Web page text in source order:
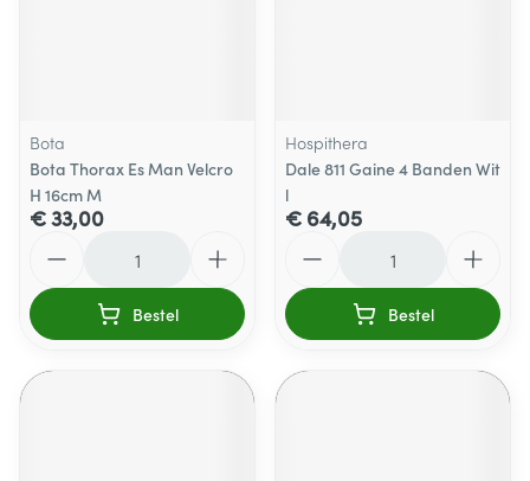
Bota
Bota Thorax Es Man Velcro
H 16cm M
€ 33,00
Bestel
Hospithera
Dale 811 Gaine 4 Banden Wit
l
€ 64,05
Bestel